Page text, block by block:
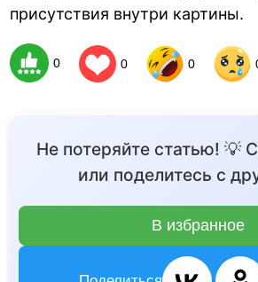
присутствия внутри картины.
0 0 0
Не потеряйте статью! 💡
или поделитесь с
В избранное